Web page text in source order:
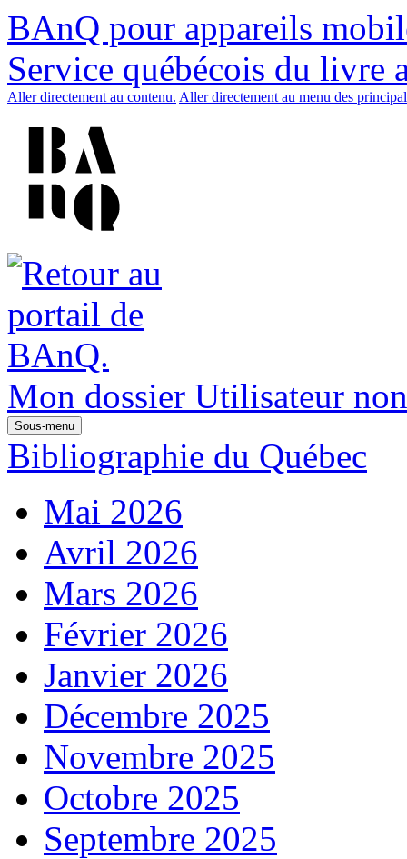
BAnQ pour appareils
Service québécois du livre
Aller directement au contenu. Aller directement au menu des
Mon dossier Utilisateur
Sous-menu
Bibliographie du Québec
Mai 2026
Avril 2026
Mars 2026
Février 2026
Janvier 2026
Décembre 2025
Novembre 2025
Octobre 2025
Septembre 2025